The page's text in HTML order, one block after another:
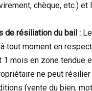
chèque, etc.) et
de résiliation du bail :
tout moment en
1 mois en zone tendue
ne peut résilier
(vente du bien,